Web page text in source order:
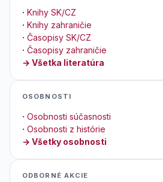
· Knihy SK/CZ
· Knihy zahraničie
· Časopisy SK/CZ
· Časopisy zahraničie
→ Všetka literatúra
OSOBNOSTI
· Osobnosti súčasnosti
· Osobnosti z histórie
→ Všetky osobnosti
ODBORNÉ AKCIE